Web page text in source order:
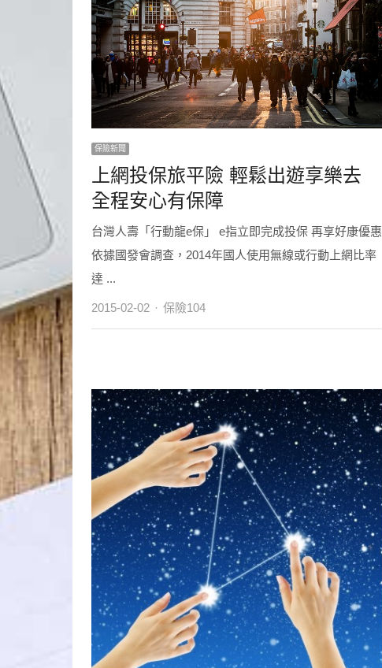
保險新聞
上網投保旅平險 輕鬆出遊享樂去
全程安心有保障
台灣人壽「行動龍e保」 e指立即完成投保 再享好康優惠
依據國發會調查，2014年國人使用無線或行動上網比率
達 ...
2015-02-02 Author
保險104